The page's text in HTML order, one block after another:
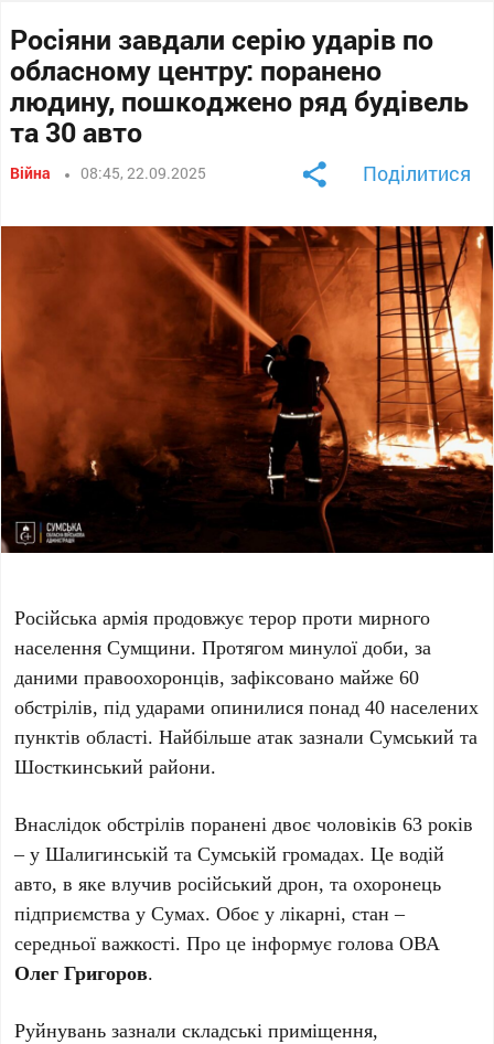
Росіяни завдали серію ударів по
обласному центру: поранено
людину, пошкоджено ряд будівель
та 30 авто
Війна 08:45, 22.09.2025 Поділитися
Російська армія продовжує терор проти мирного
населення Сумщини. Протягом минулої доби, за
даними правоохоронців, зафіксовано майже 60
обстрілів, під ударами опинилися понад 40 населених
пунктів області. Найбільше атак зазнали Сумський та
Шосткинський райони.
Внаслідок обстрілів поранені двоє чоловіків 63 років
– у Шалигинській та Сумській громадах. Це водій
авто, в яке влучив російський дрон, та охоронець
підприємства у Сумах. Обоє у лікарні, стан –
середньої важкості. Про це інформує голова ОВА
Олег Григоров.
Руйнувань зазнали складські приміщення,